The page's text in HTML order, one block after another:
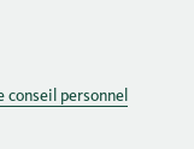
conseil personnel